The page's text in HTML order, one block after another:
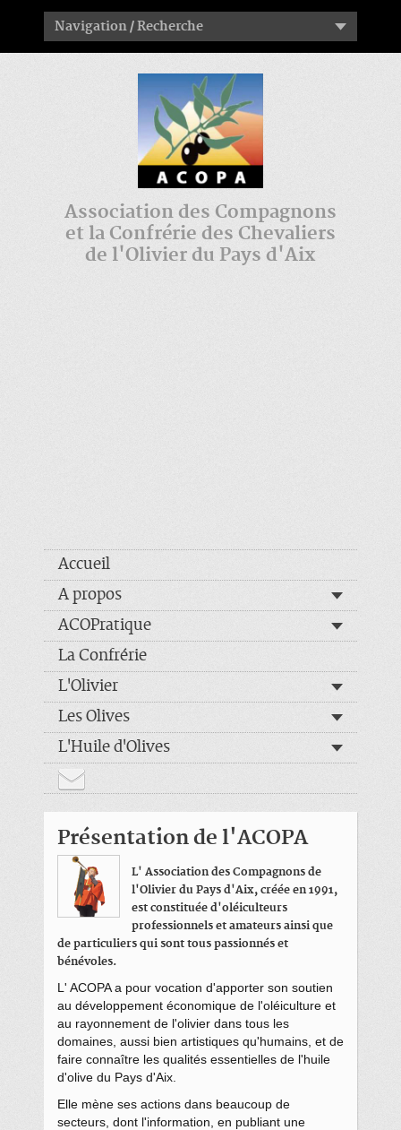
Navigation / Recherche
Association des Compagnons
et la Confrérie des Chevaliers
de l'Olivier du Pays d'Aix
Accueil
A propos
ACOPratique
La Confrérie
L'Olivier
Les Olives
L'Huile d'Olives
Présentation de l'ACOPA
L' Association des Compagnons de
l'Olivier du Pays d'Aix, créée en 1991,
est constituée d'oléiculteurs
professionnels et amateurs ainsi que
de particuliers qui sont tous passionnés et
bénévoles.
L' ACOPA a pour vocation d'apporter son soutien
au développement économique de l'oléiculture et
au rayonnement de l'olivier dans tous les
domaines, aussi bien artistiques qu'humains, et de
faire connaître les qualités essentielles de l'huile
d'olive du Pays d'Aix.
Elle mène ses actions dans beaucoup de
secteurs, dont l'information, en publiant une